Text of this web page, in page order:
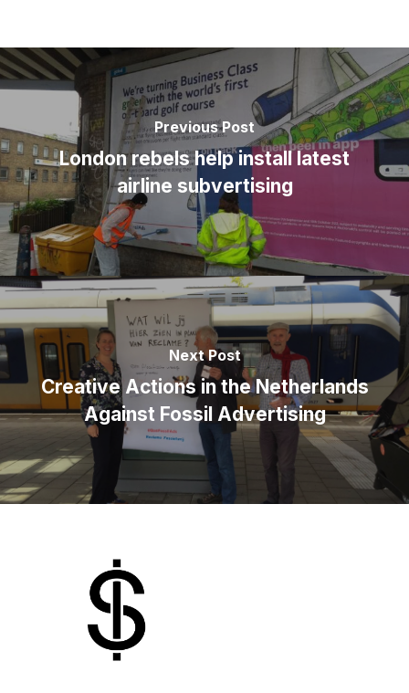
Previous Post
London rebels help install latest
airline subvertising
Next Post
Creative Actions in the Netherlands
Against Fossil Advertising